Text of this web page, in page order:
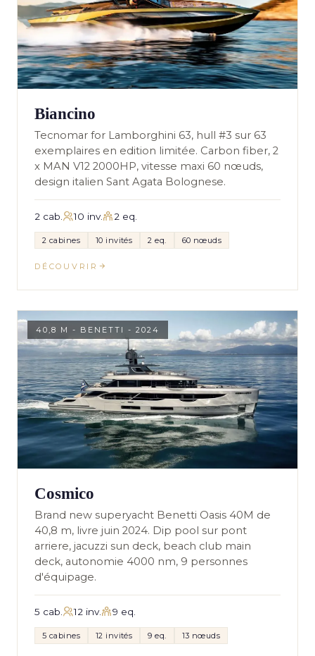
Biancino
Tecnomar for Lamborghini 63, hull #3 sur 63
exemplaires en edition limitée. Carbon fiber, 2
x MAN V12 2000HP, vitesse maxi 60 nœuds,
design italien Sant Agata Bolognese.
2 cab. 10 inv. 2 eq.
2 cabines 10 invités 2 eq. 60 nœuds
DÉCOUVRIR
40,8 M - BENETTI - 2024
Cosmico
Brand new superyacht Benetti Oasis 40M de
40,8 m, livre juin 2024. Dip pool sur pont
arriere, jacuzzi sun deck, beach club main
deck, autonomie 4000 nm, 9 personnes
d'équipage.
5 cab. 12 inv. 9 eq.
5 cabines 12 invités 9 eq. 13 nœuds